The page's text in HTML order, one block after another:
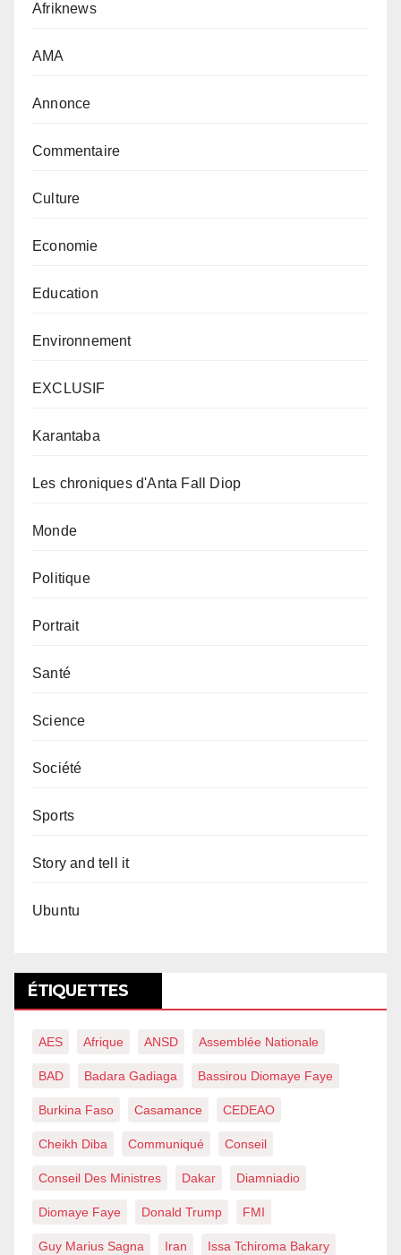
Afriknews
AMA
Annonce
Commentaire
Culture
Economie
Education
Environnement
EXCLUSIF
Karantaba
Les chroniques d'Anta Fall Diop
Monde
Politique
Portrait
Santé
Science
Société
Sports
Story and tell it
Ubuntu
ÉTIQUETTES
AES Afrique ANSD Assemblée Nationale
BAD Badara Gadiaga Bassirou Diomaye Faye
Burkina Faso Casamance CEDEAO
Cheikh Diba Communiqué Conseil
Conseil Des Ministres Dakar Diamniadio
Diomaye Faye Donald Trump FMI
Guy Marius Sagna Iran Issa Tchiroma Bakary